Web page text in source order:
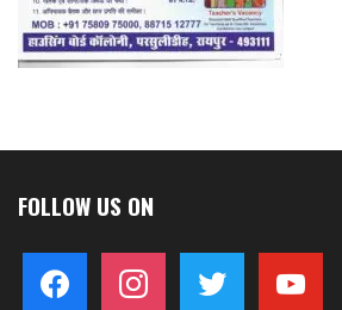
FOLLOW US ON
facebook instagram twitter youtube